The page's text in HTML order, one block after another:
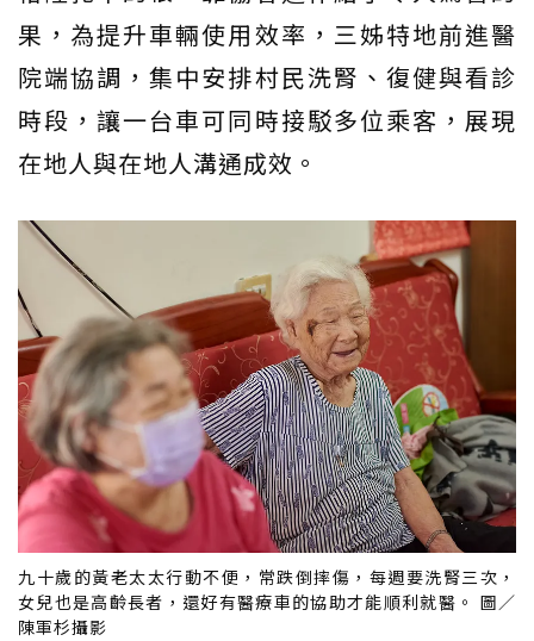
果，為提升車輛使用效率，三姊特地前進醫
院端協調，集中安排村民洗腎、復健與看診
時段，讓一台車可同時接駁多位乘客，展現
在地人與在地人溝通成效。
九十歲的黃老太太行動不便，常跌倒摔傷，每週要洗腎三次，
女兒也是高齡長者，還好有醫療車的協助才能順利就醫。 圖／
陳軍杉攝影